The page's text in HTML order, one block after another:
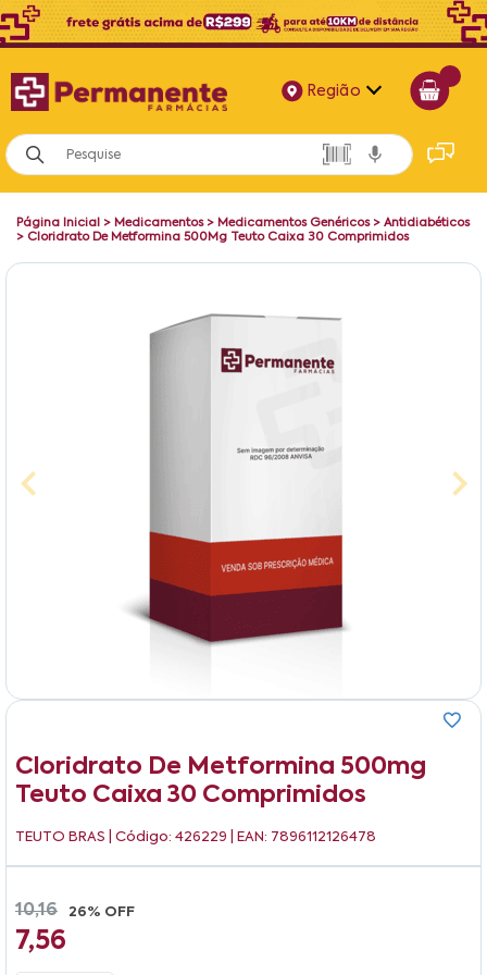
Região
Alagoas
Bahia
Paraíba
Página Inicial > Medicamentos> Medicamentos Genéricos> Antidiabéticos
> Cloridrato De Metformina 500Mg Teuto Caixa 30 Comprimidos
Cloridrato De Metformina 500mg
Teuto Caixa 30 Comprimidos
TEUTO BRAS | Código: 426229 | EAN: 7896112126478
10,16 26% OFF
7,56